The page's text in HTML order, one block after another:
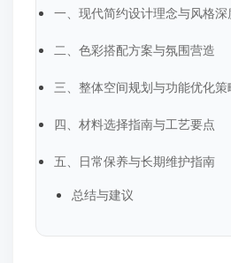
一、现代简约设计理念与风格深
二、色彩搭配方案与氛围营造
三、整体空间规划与功能优化策
四、材料选择指南与工艺要点
五、日常保养与长期维护指南
总结与建议